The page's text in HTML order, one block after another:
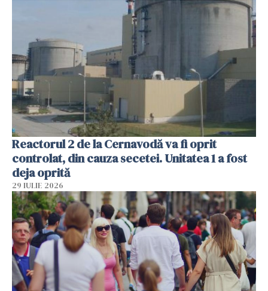
Reactorul 2 de la Cernavodă va fi oprit
controlat, din cauza secetei. Unitatea 1 a fost
deja oprită
29 IULIE 2026